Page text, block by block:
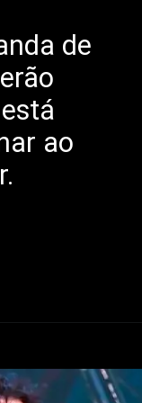
de
ao